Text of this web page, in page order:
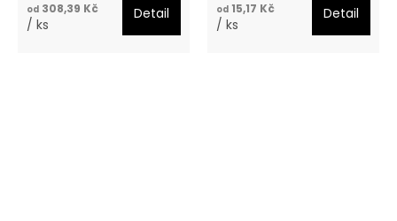
od 308,39 Kč
/ ks
Detail od 15,17 Kč
/ ks
Detail